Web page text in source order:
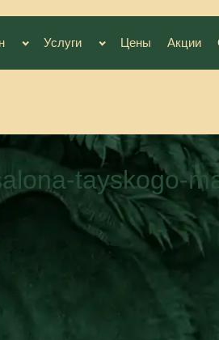
Услуги Цены Акции
tayskogo-